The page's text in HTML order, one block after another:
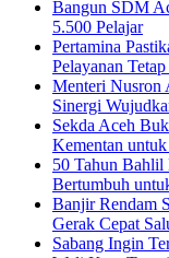
Bangun SDM
5.500 Pelajar
Pertamina
Pelayanan
Menteri Nusron
Sinergi
Sekda Aceh
Kementan untuk
50 Tahun Bahlil
Bertumbuh
Banjir Rendam
Gerak Cepat
Sabang Ingin